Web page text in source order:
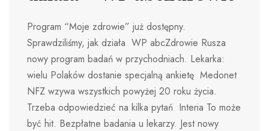
Program “Moje zdrowie” już dostępny.
Sprawdziliśmy, jak działa WP abcZdrowie Rusza
nowy program badań w przychodniach. Lekarka:
wielu Polaków dostanie specjalną ankietę Medonet
NFZ wzywa wszystkich powyżej 20 roku życia.
Trzeba odpowiedzieć na kilka pytań Interia To może
być hit. Bezpłatne badania u lekarzy. Jest nowy